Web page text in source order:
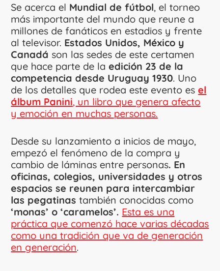
Se acerca el Mundial de fútbol, el torneo
más importante del mundo que reune a
millones de fanáticos en estadios y frente
al televisor. Estados Unidos, México y
Canadá son las sedes de este certamen
que hace parte de laedición 23 de la
competencia desde Uruguay 1930. Uno
de los detalles que rodea este evento esel
álbum Panini, un libro que genera afecto
y emoción en muchas personas.
Desde su lanzamiento a inicios de mayo,
empezó el fenómeno de la compra y
cambio de láminas entre personas. En
oficinas, colegios, universidades y otros
espacios se reunen para intercambiar
las pegatinas también conocidas como
‘monas’ o ‘caramelos’. Esta es una
práctica que comenzó hace varias décadas
como una tradición que va de generación
en generación.